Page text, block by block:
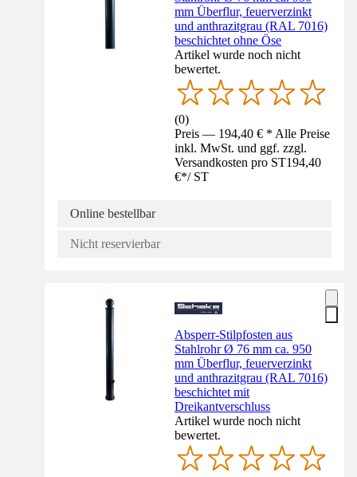
mm Überflur, feuerverzinkt
und anthrazitgrau (RAL 7016)
beschichtet ohne Öse
Artikel wurde noch nicht
bewertet.
(0)
Preis — 194,40 € * Alle Preise
inkl. MwSt. und ggf. zzgl.
Versandkosten pro ST194,40
€*/ ST
Online bestellbar
Nicht reservierbar
Absperr-Stilpfosten aus
Stahlrohr Ø 76 mm ca. 950
mm Überflur, feuerverzinkt
und anthrazitgrau (RAL 7016)
beschichtet mit
Dreikantverschluss
Artikel wurde noch nicht
bewertet.